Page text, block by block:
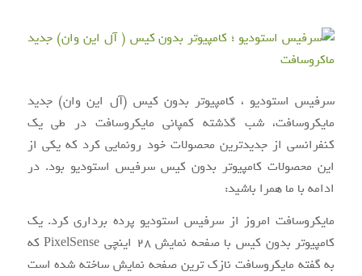
سرفیس استودیو ، کامپیوتر بدون کیس (آل این وان) جدید
مایکروسافت، شب گذشته کمپانی مایکروسافت در طی یک
کنفرانسی از جدیدترین محصولات خود رونمایی کرد که یکی از
این محصولات کامپیوتر بدون کیس سرفیس استودیو بود. در
ادامه با ما همرا باشید:
مایکروسافت امروز از سرفیس استودیو پرده ‌برداری کرد. یک
کامپیوتر بدون کیس با صفحه ‌نمایش ۲۸ اینچی PixelSense که
به گفته مایکروسافت نازک‌ ترین صفحه‌ نمایش ساخته ‌شده است